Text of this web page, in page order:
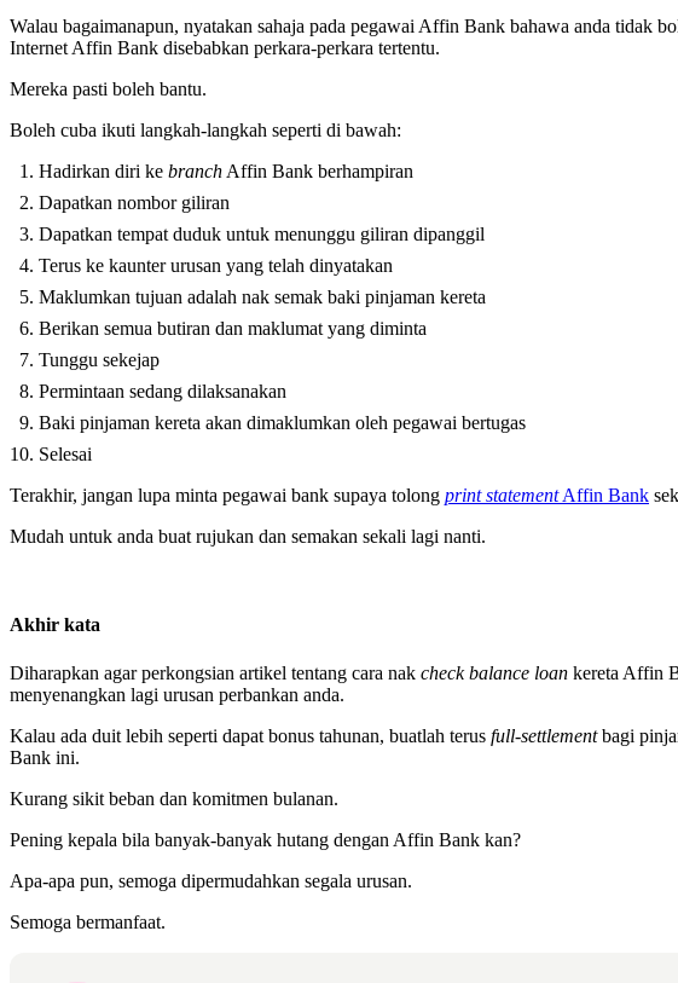
Walau bagaimanapun, nyatakan sahaja pada pegawai Affin Bank bahawa anda tidak
Internet Affin Bank disebabkan perkara-perkara tertentu.
Mereka pasti boleh bantu.
Boleh cuba ikuti langkah-langkah seperti di bawah:
Hadirkan diri ke branch Affin Bank berhampiran
Dapatkan nombor giliran
Dapatkan tempat duduk untuk menunggu giliran dipanggil
Terus ke kaunter urusan yang telah dinyatakan
Maklumkan tujuan adalah nak semak baki pinjaman kereta
Berikan semua butiran dan maklumat yang diminta
Tunggu sekejap
Permintaan sedang dilaksanakan
Baki pinjaman kereta akan dimaklumkan oleh pegawai bertugas
Selesai
Terakhir, jangan lupa minta pegawai bank supaya tolong print statementAffin Bank
Mudah untuk anda buat rujukan dan semakan sekali lagi nanti.
Akhir kata
Diharapkan agar perkongsian artikel tentang cara nak check balance loan kereta Affin
menyenangkan lagi urusan perbankan anda.
Kalau ada duit lebih seperti dapat bonus tahunan, buatlah terus full-settlementbagi
Bank ini.
Kurang sikit beban dan komitmen bulanan.
Pening kepala bila banyak-banyak hutang dengan Affin Bank kan?
Apa-apa pun, semoga dipermudahkan segala urusan.
Semoga bermanfaat.